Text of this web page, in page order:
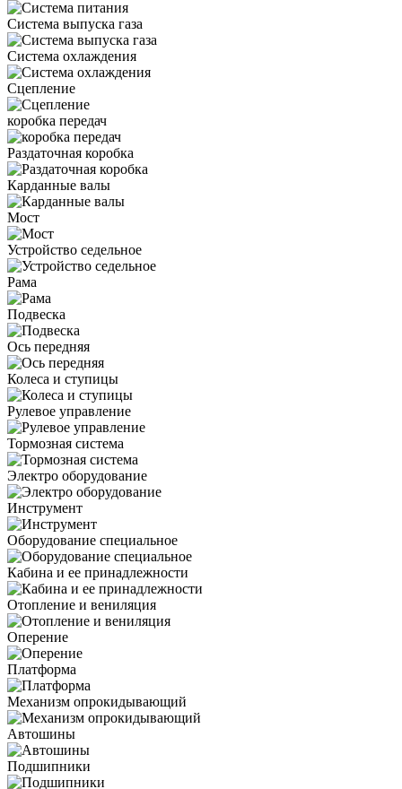
Система выпуска газа
Система охлаждения
Сцепление
коробка передач
Раздаточная коробка
Карданные валы
Мост
Устройство седельное
Рама
Подвеска
Ось передняя
Колеса и ступицы
Рулевое управление
Тормозная система
Электро оборудование
Инструмент
Оборудование специальное
Кабина и ее принадлежности
Отопление и вениляция
Оперение
Платформа
Механизм опрокидывающий
Автошины
Подшипники